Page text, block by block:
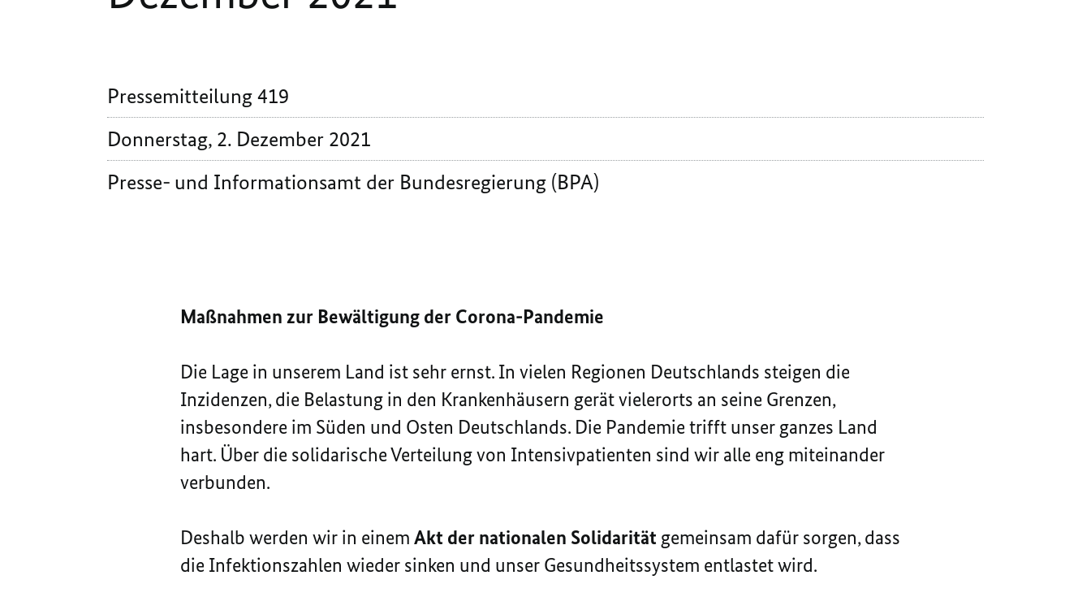
DEZEMBER
2.
Pressemitteilung 419
Donnerstag, 2. Dezember 2021
Presse- und Informationsamt der Bundesregierung (BPA)
Maßnahmen zur Bewältigung der Corona-Pandemie
Die Lage in unserem Land ist sehr ernst. In vielen Regionen Deutschlands steigen die
Inzidenzen, die Belastung in den Krankenhäusern gerät vielerorts an seine Grenzen,
insbesondere im Süden und Osten Deutschlands. Die Pandemie trifft unser ganzes Land
hart. Über die solidarische Verteilung von Intensivpatienten sind wir alle eng miteinander
verbunden.
Deshalb werden wir in einem Akt der nationalen Solidarität gemeinsam dafür sorgen, dass
die Infektionszahlen wieder sinken und unser Gesundheitssystem entlastet wird.